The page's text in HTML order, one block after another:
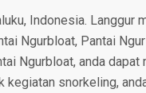
Indonesia. Langgur
Ngurbloat, Pantai
Ngurbloat, anda
kegiatan snorkeling,